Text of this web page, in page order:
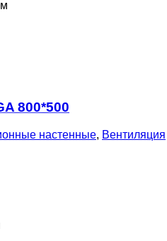
800*500
настенные, Вентиляция